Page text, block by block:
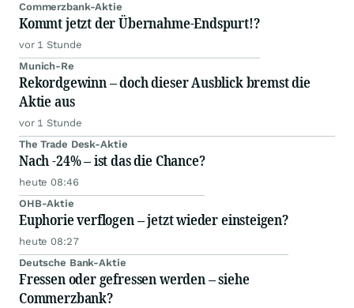
Commerzbank-Aktie
Kommt jetzt der Übernahme-Endspurt!?
vor 1 Stunde
Munich-Re
Rekordgewinn – doch dieser Ausblick bremst die
Aktie aus
vor 1 Stunde
The Trade Desk-Aktie
Nach -24% – ist das die Chance?
heute 08:46
OHB-Aktie
Euphorie verflogen – jetzt wieder einsteigen?
heute 08:27
Deutsche Bank-Aktie
Fressen oder gefressen werden – siehe
Commerzbank?